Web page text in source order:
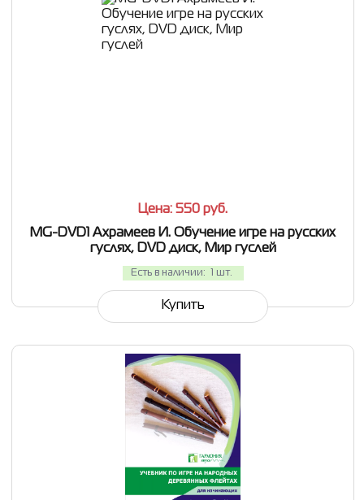
Цена: 550 руб.
MG-DVD1 Ахрамеев И. Обучение игре на русских
гуслях, DVD диск, Мир гуслей
Есть в наличии: 1 шт.
Купить